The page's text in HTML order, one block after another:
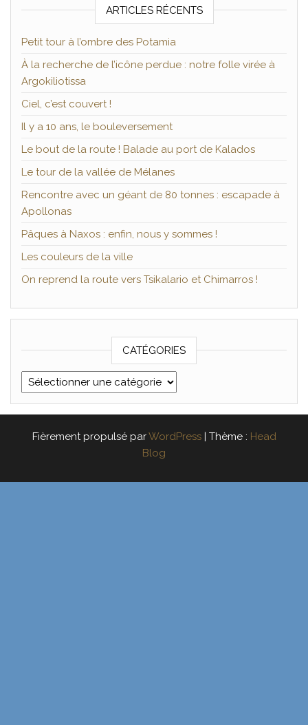
ARTICLES RÉCENTS
Petit tour à l’ombre des Potamia
À la recherche de l’icône perdue : notre folle virée à
Argokiliotissa
Ciel, c’est couvert !
Il y a 10 ans, le bouleversement
Le bout de la route ! Balade au port de Kalados
Le tour de la vallée de Mélanes
Rencontre avec un géant de 80 tonnes : escapade à
Apollonas
Pâques à Naxos : enfin, nous y sommes !
Les couleurs de la ville
On reprend la route vers Tsikalario et Chimarros !
CATÉGORIES
Catégories
Fièrement propulsé parWordPress | Thème : Head
Blog